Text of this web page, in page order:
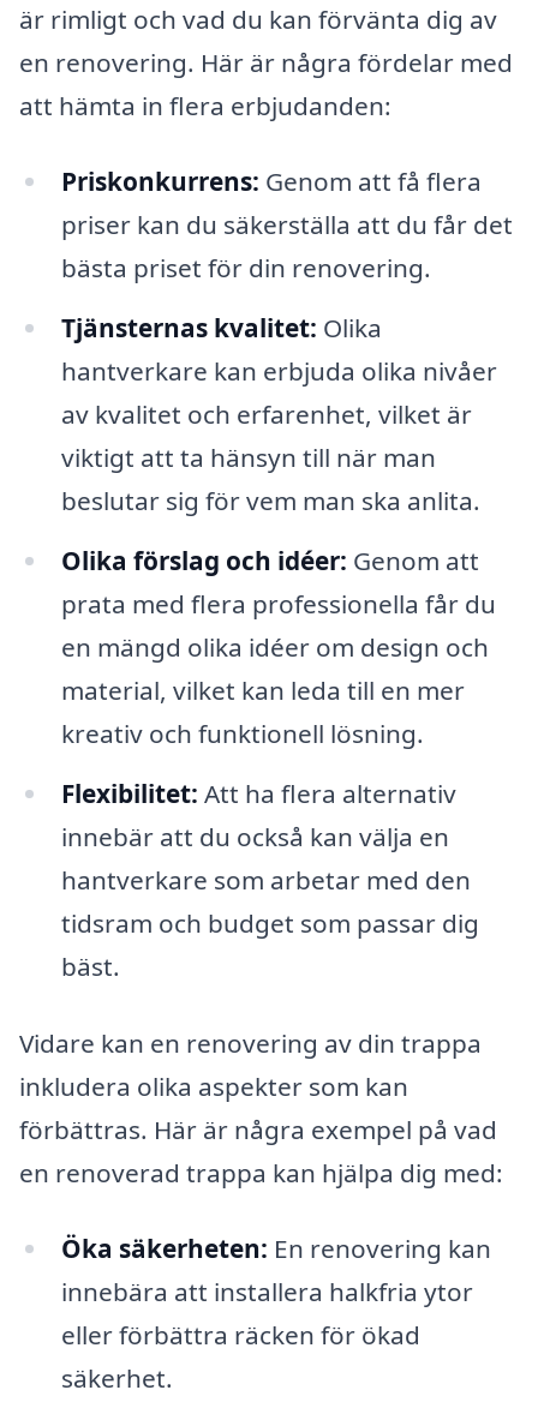
är rimligt och vad du kan förvänta dig av
en renovering. Här är några fördelar med
att hämta in flera erbjudanden:
Priskonkurrens: Genom att få flera
priser kan du säkerställa att du får det
bästa priset för din renovering.
Tjänsternas kvalitet: Olika
hantverkare kan erbjuda olika nivåer
av kvalitet och erfarenhet, vilket är
viktigt att ta hänsyn till när man
beslutar sig för vem man ska anlita.
Olika förslag och idéer: Genom att
prata med flera professionella får du
en mängd olika idéer om design och
material, vilket kan leda till en mer
kreativ och funktionell lösning.
Flexibilitet: Att ha flera alternativ
innebär att du också kan välja en
hantverkare som arbetar med den
tidsram och budget som passar dig
bäst.
Vidare kan en renovering av din trappa
inkludera olika aspekter som kan
förbättras. Här är några exempel på vad
en renoverad trappa kan hjälpa dig med:
Öka säkerheten: En renovering kan
innebära att installera halkfria ytor
eller förbättra räcken för ökad
säkerhet.